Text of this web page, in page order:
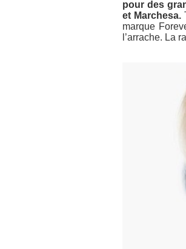
pour des
et Marchesa.
marque
l’arrache. La